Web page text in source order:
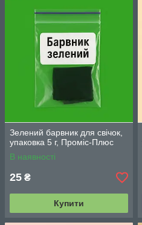
Зелений барвник для свічок,
упаковка 5 г, Проміс-Плюс
В наявності
25 ₴
Купити